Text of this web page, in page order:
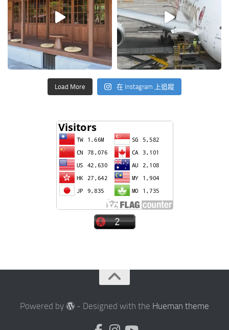
Load More 在 Instagram 上追蹤
Powered by - Designed with the Hueman theme